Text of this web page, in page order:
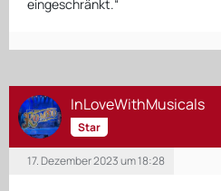
eingeschränkt.“
InLoveWithMusicals
Star
17. Dezember 2023 um 18:28